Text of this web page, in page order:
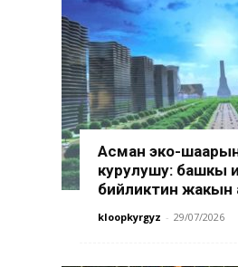
Асман эко-
курулушу: башкы
бийликтин
kloopkyrgyz - 29/07/2026